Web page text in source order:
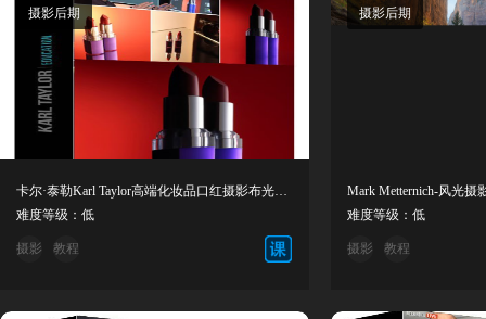
摄影后期
卡尔·泰勒Karl Taylor高端化妆品口红摄影布光教程-中英字幕
难度等级：低
摄影 教程
摄影后期
难度等级：低
摄影 教程